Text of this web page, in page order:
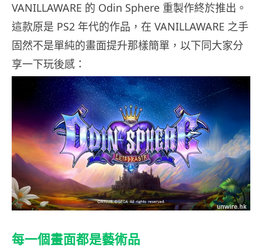
VANILLAWARE 的 Odin Sphere 重製作終於推出。
這款原是 PS2 年代的作品，在 VANILLAWARE 之手
固然不是單純的畫面提升那樣簡單，以下同大家分
享一下玩後感：
每一個畫面都是藝術品